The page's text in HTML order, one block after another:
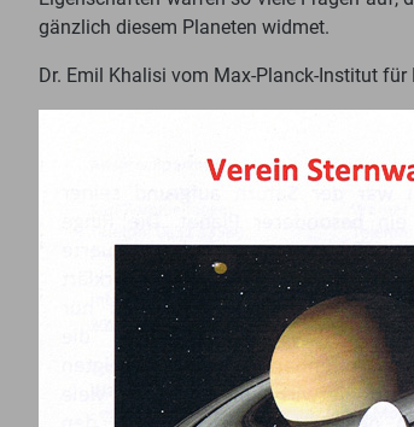
gänzlich diesem Planeten widmet.
Dr. Emil Khalisi vom Max-Planck-Institut